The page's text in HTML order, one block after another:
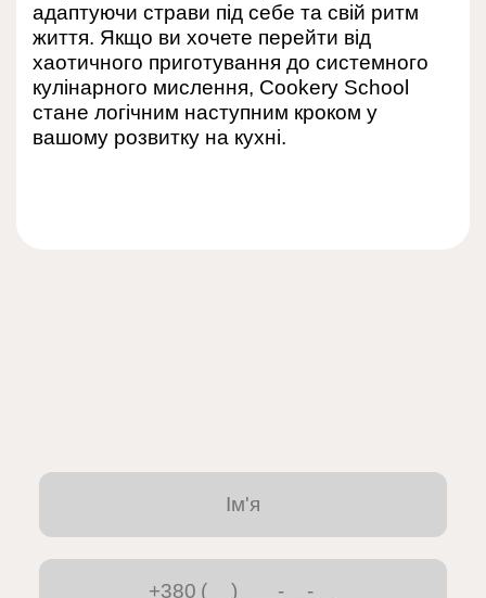
адаптуючи страви під себе та свій ритм
життя. Якщо ви хочете перейти від
хаотичного приготування до системного
кулінарного мислення, Cookery School
стане логічним наступним кроком у
вашому розвитку на кухні.